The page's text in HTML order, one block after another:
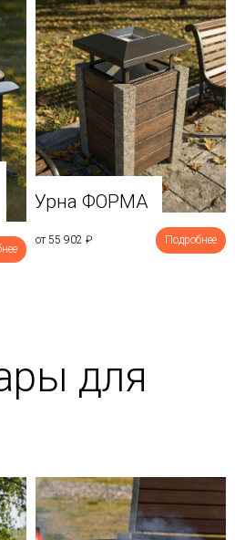
Урна ФОРМА
от 55 902 ₽ Подробнее
для